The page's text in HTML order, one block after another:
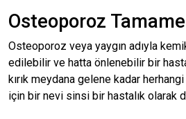
Osteoporoz
Osteoporoz veya yaygın adıyla
edilebilir ve hatta önlenebilir bir
kırık meydana gelene kadar
için bir nevi sinsi bir hastalık olarak